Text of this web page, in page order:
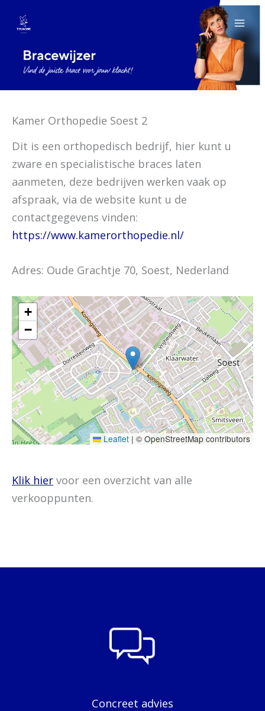
naar
inhoud
Kamer Orthopedie Soest 2
Dit is een orthopedisch bedrijf, hier kunt u
zware en specialistische braces laten
aanmeten, deze bedrijven werken vaak op
afspraak, via de website kunt u de
contactgegevens vinden:
https://www.kamerorthopedie.nl/
Adres: Oude Grachtje 70, Soest, Nederland
+
−
Leaflet | © OpenStreetMap contributors
Klik hier voor een overzicht van alle
verkooppunten.
Concreet advies